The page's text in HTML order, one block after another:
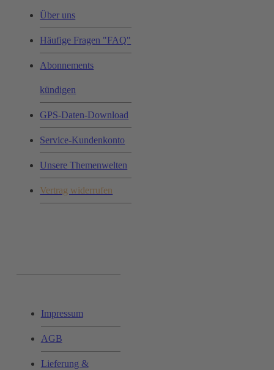
Über uns
Häufige Fragen "FAQ"
Abonnements
kündigen
GPS-Daten-Download
Service-Kundenkonto
Unsere Themenwelten
Vertrag widerrufen
Impressum
AGB
Lieferung &